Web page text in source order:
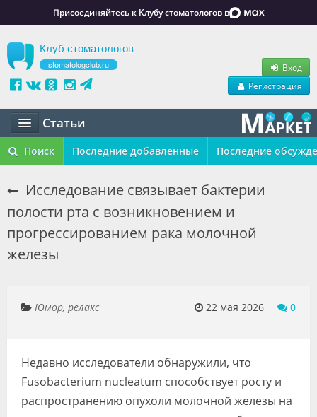
Присоединяйтесь к Клубу стоматологов в
Клуб стоматологов
stomatologclub.ru
Вход
Регистрация
Статьи
Статьи
Обучение
Вакансии
Форум
Клиники
Поиск Последние добавленные Последние
Исследование связывает бактерии
полости рта с возникновением и
прогрессированием рака молочной
железы
Юмор, релакс 22 мая 2026 0
Недавно исследователи обнаружили, что
Fusobacterium nucleatum способствует росту и
распространению опухоли молочной железы на